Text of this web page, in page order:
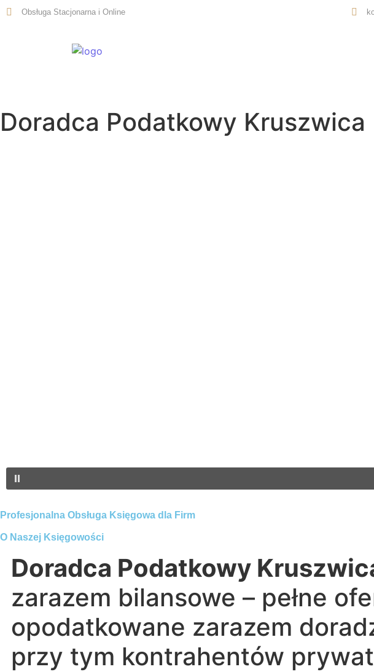
Obsługa Stacjonarna i Online
Doradca Podatkowy Kruszwica
Profesjonalna Obsługa Księgowa dla Firm
O Naszej Księgowości
Doradca Podatkowy
zarazem bilansowe – pełne
opodatkowane zarazem
przy tym kontrahentów